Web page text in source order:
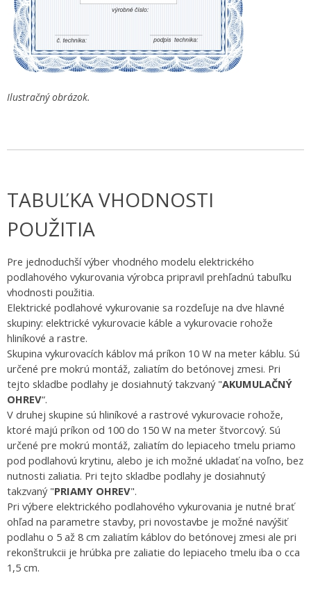
Ilustračný obrázok.
TABUĽKA VHODNOSTI
POUŽITIA
Pre jednoduchší výber vhodného modelu elektrického
podlahového vykurovania výrobca pripravil prehľadnú tabuľku
vhodnosti použitia.
Elektrické podlahové vykurovanie sa rozdeľuje na dve hlavné
skupiny: elektrické vykurovacie káble a vykurovacie rohože
hliníkové a rastre.
Skupina vykurovacích káblov má príkon 10 W na meter káblu. Sú
určené pre mokrú montáž, zaliatím do betónovej zmesi. Pri
tejto skladbe podlahy je dosiahnutý takzvaný "AKUMULAČNÝ
OHREV“.
V druhej skupine sú hliníkové a rastrové vykurovacie rohože,
ktoré majú príkon od 100 do 150 W na meter štvorcový. Sú
určené pre mokrú montáž, zaliatím do lepiaceho tmelu priamo
pod podlahovú krytinu, alebo je ich možné ukladať na voľno, bez
nutnosti zaliatia. Pri tejto skladbe podlahy je dosiahnutý
takzvaný "PRIAMY OHREV".
Pri výbere elektrického podlahového vykurovania je nutné brať
ohľad na parametre stavby, pri novostavbe je možné navýšiť
podlahu o 5 až 8 cm zaliatím káblov do betónovej zmesi ale pri
rekonštrukcii je hrúbka pre zaliatie do lepiaceho tmelu iba o cca
1,5 cm.